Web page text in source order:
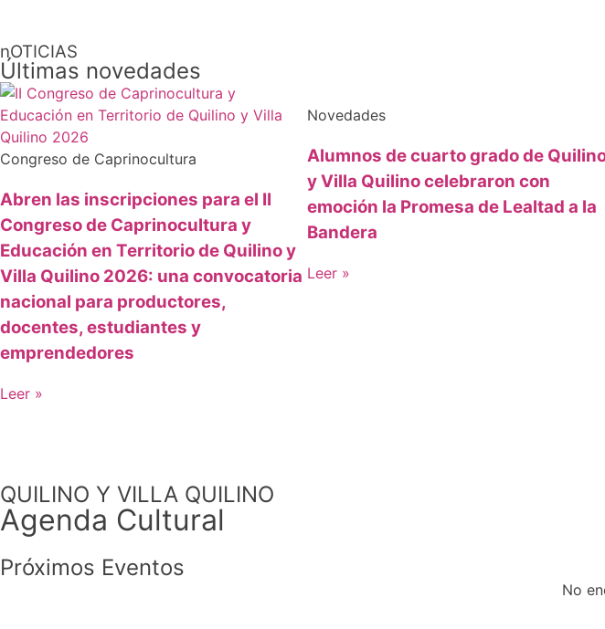
nOTICIAS
Últimas novedades
Congreso de Caprinocultura
Abren las inscripciones para el II
Congreso de Caprinocultura y
Educación en Territorio de Quilino y
Villa Quilino 2026: una convocatoria
nacional para productores,
docentes, estudiantes y
emprendedores
Leer »
Novedades
Alumnos de cuarto grado de
y Villa Quilino celebraron con
emoción la Promesa de Lealtad a la
Bandera
Leer »
QUILINO Y VILLA QUILINO
Agenda Cultural
Próximos Eventos
No